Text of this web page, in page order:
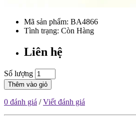
Mã sản phẩm: BA4866
Tình trạng: Còn Hàng
Liên hệ
Số lượng
Thêm vào giỏ
0 đánh giá /Viết đánh giá